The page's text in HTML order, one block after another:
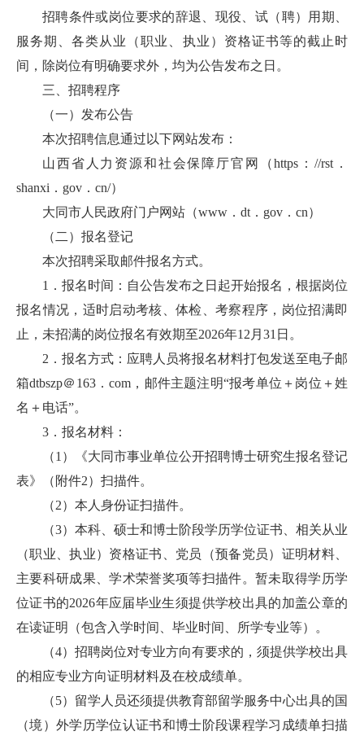
招聘条件或岗位要求的辞退、现役、试（聘）用期、
服务期、各类从业（职业、执业）资格证书等的截止时
间，除岗位有明确要求外，均为公告发布之日。
三、招聘程序
（一）发布公告
本次招聘信息通过以下网站发布：
山西省人力资源和社会保障厅官网（https：//rst．
shanxi．gov．cn/）
大同市人民政府门户网站（www．dt．gov．cn）
（二）报名登记
本次招聘采取邮件报名方式。
1．报名时间：自公告发布之日起开始报名，根据岗位
报名情况，适时启动考核、体检、考察程序，岗位招满即
止，未招满的岗位报名有效期至2026年12月31日。
2．报名方式：应聘人员将报名材料打包发送至电子邮
箱dtbszp＠163．com，邮件主题注明“报考单位＋岗位＋姓
名＋电话”。
3．报名材料：
（1）《大同市事业单位公开招聘博士研究生报名登记
表》（附件2）扫描件。
（2）本人身份证扫描件。
（3）本科、硕士和博士阶段学历学位证书、相关从业
（职业、执业）资格证书、党员（预备党员）证明材料、
主要科研成果、学术荣誉奖项等扫描件。暂未取得学历学
位证书的2026年应届毕业生须提供学校出具的加盖公章的
在读证明（包含入学时间、毕业时间、所学专业等）。
（4）招聘岗位对专业方向有要求的，须提供学校出具
的相应专业方向证明材料及在校成绩单。
（5）留学人员还须提供教育部留学服务中心出具的国
（境）外学历学位认证书和博士阶段课程学习成绩单扫描